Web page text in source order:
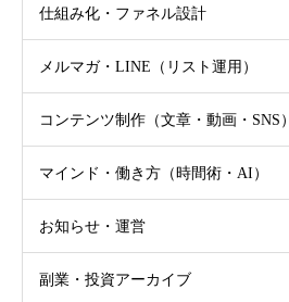
仕組み化・ファネル設計
メルマガ・LINE（リスト運用）
コンテンツ制作（文章・動画・SNS）
マインド・働き方（時間術・AI）
お知らせ・運営
副業・投資アーカイブ